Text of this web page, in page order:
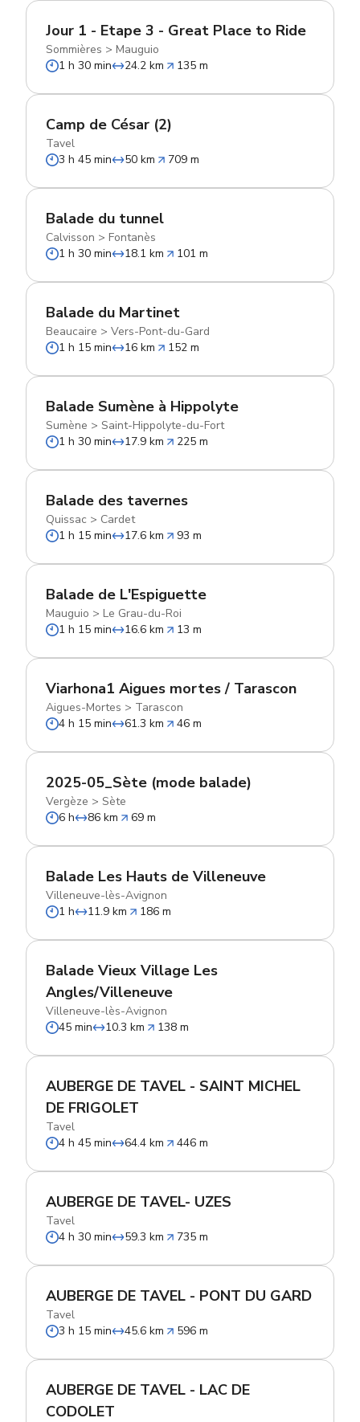
Jour 1 - Etape 3 - Great Place to Ride
Sommières > Mauguio
1 h 30 min
24.2 km 135 m
Camp de César (2)
Tavel
3 h 45 min
50 km 709 m
Balade du tunnel
Calvisson > Fontanès
1 h 30 min
18.1 km 101 m
Balade du Martinet
Beaucaire > Vers-Pont-du-Gard
1 h 15 min
16 km 152 m
Balade Sumène à Hippolyte
Sumène > Saint-Hippolyte-du-Fort
1 h 30 min
17.9 km 225 m
Balade des tavernes
Quissac > Cardet
1 h 15 min
17.6 km 93 m
Balade de L'Espiguette
Mauguio > Le Grau-du-Roi
1 h 15 min
16.6 km 13 m
Viarhona1 Aigues mortes / Tarascon
Aigues-Mortes > Tarascon
4 h 15 min
61.3 km 46 m
2025-05_Sète (mode balade)
Vergèze > Sète
6 h
86 km 69 m
Balade Les Hauts de Villeneuve
Villeneuve-lès-Avignon
1 h
11.9 km 186 m
Balade Vieux Village Les
Angles/Villeneuve
Villeneuve-lès-Avignon
45 min
10.3 km 138 m
AUBERGE DE TAVEL - SAINT MICHEL
DE FRIGOLET
Tavel
4 h 45 min
64.4 km 446 m
AUBERGE DE TAVEL- UZES
Tavel
4 h 30 min
59.3 km 735 m
AUBERGE DE TAVEL - PONT DU GARD
Tavel
3 h 15 min
45.6 km 596 m
AUBERGE DE TAVEL - LAC DE
CODOLET